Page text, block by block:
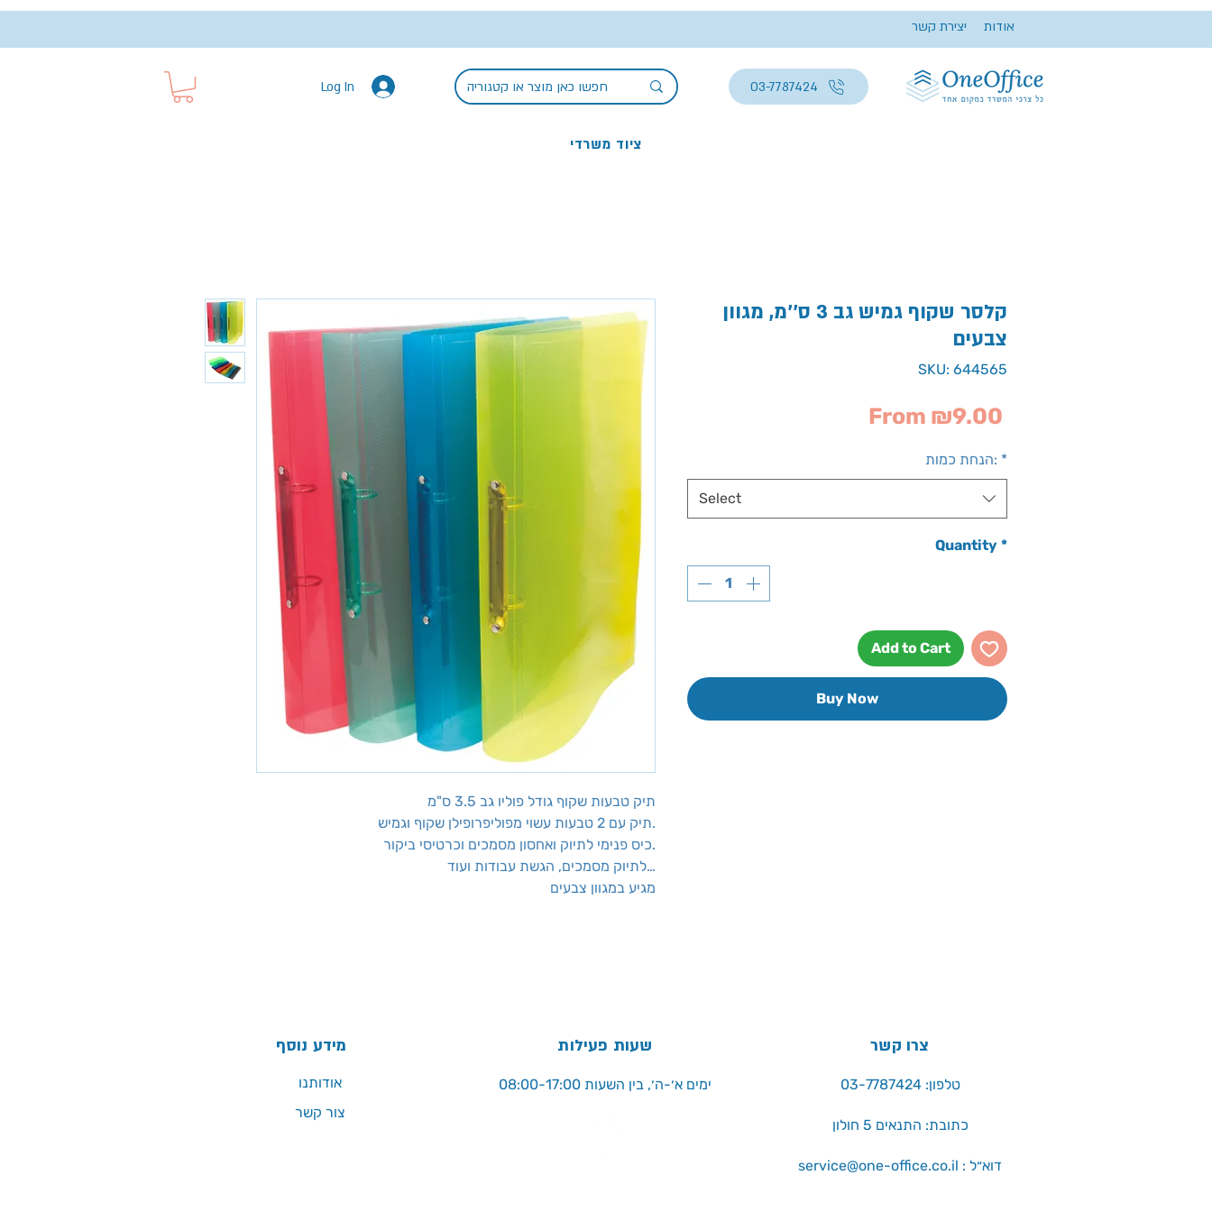
יצירת קשר אודות
Log In 03-7787424
ציוד משרדי
תיק טבעות שקוף גודל פוליו גב 3.5 ס"מ
תיק עם 2 טבעות עשוי מפוליפרופילן שקוף וגמיש.
כיס פנימי לתיוק ואחסון מסמכים וכרטיסי ביקור.
לתיוק מסמכים, הגשת עבודות ועוד…
מגיע במגוון צבעים
קלסר שקוף גמיש גב 3 ס''מ, מגוון
צבעים
SKU: 644565
From ₪9.00
הנחת כמות: *
Select
Quantity *
Add to Cart
Buy Now
מידע נוסף שעות פעילות
ימים א׳-ה׳, בין השעות 08:00-17:00
צרו קשר
טלפון: 03-7787424
כתובת: התנאים 5 חולון
service@one-office.co.il : דוא״ל
אודותנו
צור קשר